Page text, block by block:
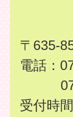
〒635-
電話：
受付時